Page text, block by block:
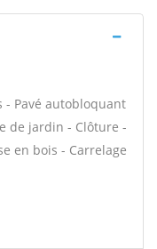
- Pavé autobloquant
de jardin - Clôture -
en bois - Carrelage